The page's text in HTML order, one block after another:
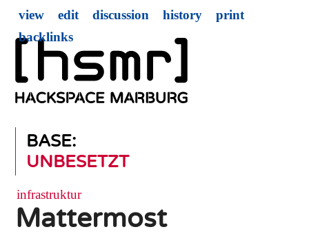
BASE:
UNBESETZT
view edit discussion history
print
backlinks
infrastruktur
Mattermost